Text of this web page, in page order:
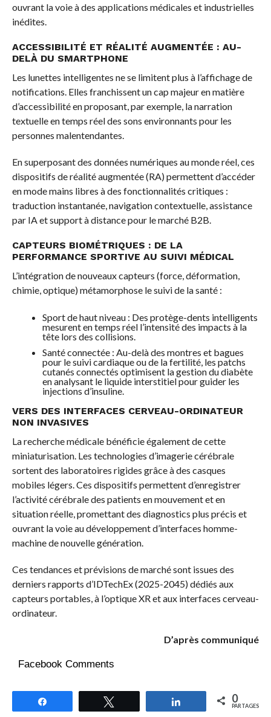
ouvrant la voie à des applications médicales et industrielles
inédites.
ACCESSIBILITÉ ET RÉALITÉ AUGMENTÉE : AU-
DELÀ DU SMARTPHONE
Les lunettes intelligentes ne se limitent plus à l’affichage de
notifications. Elles franchissent un cap majeur en matière
d’accessibilité en proposant, par exemple, la narration
textuelle en temps réel des sons environnants pour les
personnes malentendantes.
En superposant des données numériques au monde réel, ces
dispositifs de réalité augmentée (RA) permettent d’accéder
en mode mains libres à des fonctionnalités critiques :
traduction instantanée, navigation contextuelle, assistance
par IA et support à distance pour le marché B2B.
CAPTEURS BIOMÉTRIQUES : DE LA
PERFORMANCE SPORTIVE AU SUIVI MÉDICAL
L’intégration de nouveaux capteurs (force, déformation,
chimie, optique) métamorphose le suivi de la santé :
Sport de haut niveau : Des protège-dents intelligents
mesurent en temps réel l’intensité des impacts à la
tête lors des collisions.
Santé connectée : Au-delà des montres et bagues
pour le suivi cardiaque ou de la fertilité, les patchs
cutanés connectés optimisent la gestion du diabète
en analysant le liquide interstitiel pour guider les
injections d’insuline.
VERS DES INTERFACES CERVEAU-ORDINATEUR
NON INVASIVES
La recherche médicale bénéficie également de cette
miniaturisation. Les technologies d’imagerie cérébrale
sortent des laboratoires rigides grâce à des casques
mobiles légers. Ces dispositifs permettent d’enregistrer
l’activité cérébrale des patients en mouvement et en
situation réelle, promettant des diagnostics plus précis et
ouvrant la voie au développement d’interfaces homme-
machine de nouvelle génération.
Ces tendances et prévisions de marché sont issues des
derniers rapports d’IDTechEx (2025-2045) dédiés aux
capteurs portables, à l’optique XR et aux interfaces cerveau-
ordinateur.
D’après communiqué
Facebook Comments
Partagez 0
PARTAGES